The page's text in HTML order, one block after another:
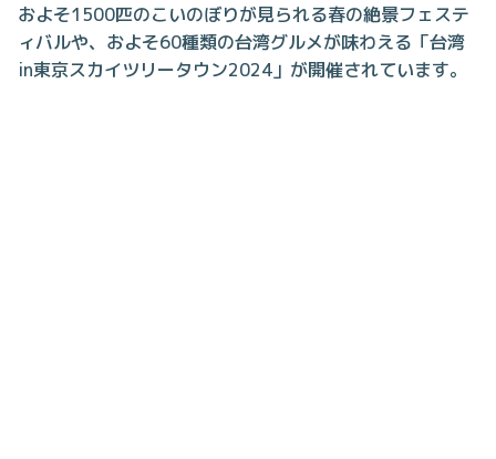
およそ1500匹のこいのぼりが見られる春の絶景フェステ
ィバルや、およそ60種類の台湾グルメが味わえる「台湾
in東京スカイツリータウン2024」が開催されています。